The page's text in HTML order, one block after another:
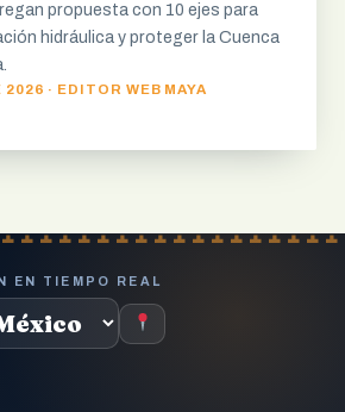
propuesta con 10 ejes para
hidráulica y proteger la Cuenca
· EDITOR WEB MAYA
EN TIEMPO REAL